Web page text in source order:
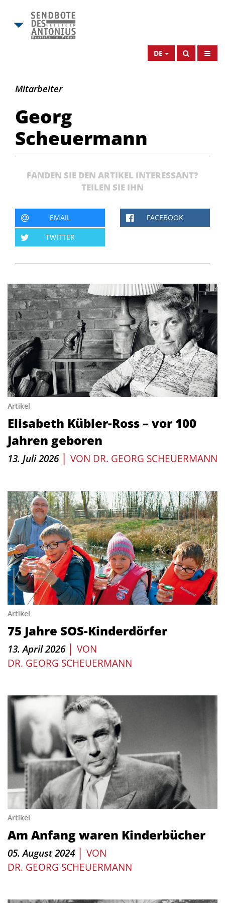
DE
Dr.
Georg
Scheuermann
Mitarbeiter
Georg
Scheuermann
FANDEN SIE DEN ARTIKEL INTERESSANT?
TEILEN SIE IHN
EMAIL FACEBOOK
TWITTER
Artikel
Elisabeth Kübler-Ross – vor 100
Jahren geboren
13. Juli 2026 | VON DR. GEORG SCHEUERMANN
Artikel
75 Jahre SOS-Kinderdörfer
13. April 2026 | VON
DR. GEORG SCHEUERMANN
Artikel
Am Anfang waren Kinderbücher
05. August 2024 | VON
DR. GEORG SCHEUERMANN